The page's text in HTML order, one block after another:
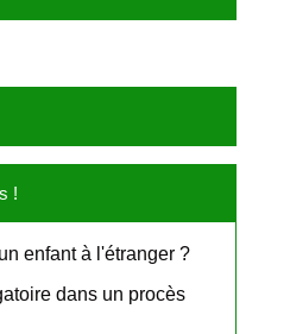
!
enfant à l'étranger ?
dans un procès